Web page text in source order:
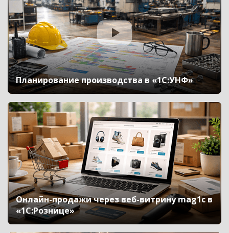
Планирование производства в «1С:УНФ»
Онлайн-продажи через веб-витрину mag1c в
«1С:Рознице»